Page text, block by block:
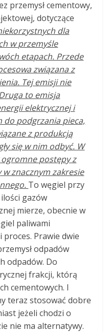
przemysł cementowy,
dotyczące
dla
w przemyśle
etapach. Przede
związana z
Tej emisji nie
to emisja
elektrycznej i
do podgrzania pieca,
z produkcją
się w nim odbyć. W
postępy z
znacznym zakresie
To węgiel przy
gazów
mierze, obecnie w
paliwami
proces. Prawie dwie
odpadów
odpadów. Do
frakcji, którą
cementowych. I
teraz stosować dobre
jeżeli chodzi o
nie ma alternatywy.